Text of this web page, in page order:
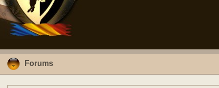
Forums